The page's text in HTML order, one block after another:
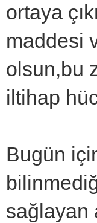
ortaya
maddesi
olsun,bu
iltihap
Bugün
sağlayan